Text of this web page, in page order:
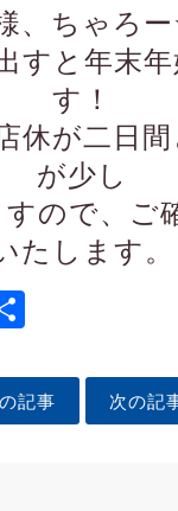
、ちゃろ
すと年末
す！
休が二日
が少し
ので、ご
たします。
Share
記事 次の記